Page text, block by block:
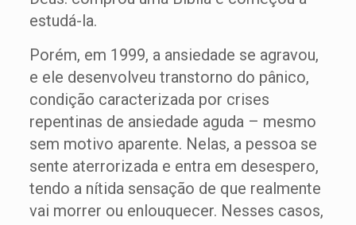
estudá-la.
Porém, em 1999, a ansiedade se agravou,
e ele desenvolveu transtorno do pânico,
condição caracterizada por crises
repentinas de ansiedade aguda – mesmo
sem motivo aparente. Nelas, a pessoa se
sente aterrorizada e entra em desespero,
tendo a nítida sensação de que realmente
vai morrer ou enlouquecer. Nesses casos,